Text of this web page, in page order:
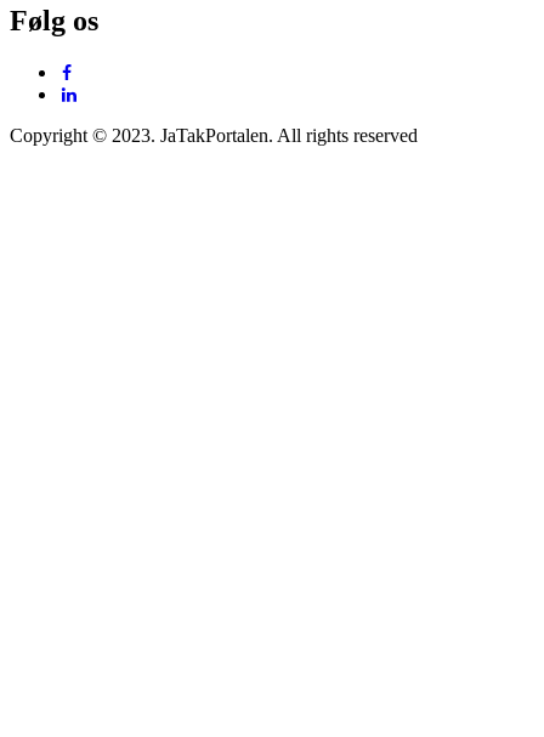
Følg os
Copyright © 2023. JaTakPortalen. All rights reserved